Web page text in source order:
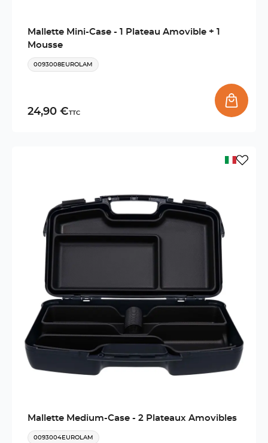
Mallette Mini-Case - 1 Plateau Amovible + 1
Mousse
0093008EUROLAM
24,90 €TTC
Mallette Medium-Case - 2 Plateaux Amovibles
0093004EUROLAM